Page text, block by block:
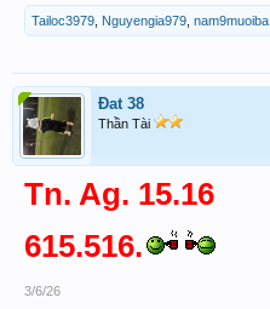
Tailoc3979 Nguyengia979 nam9muoiba
Đat 38
Thần Tài
Tn. Ag. 15.16
615.516.
3/6/26